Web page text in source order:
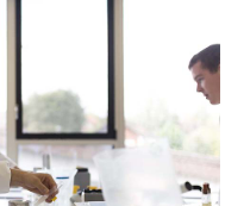
Kopfsteuer,
Vermögenssteuer,
Kirchensteuer,
Gewinn- und